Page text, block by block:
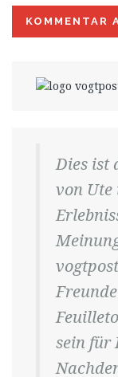
Dies ist
von Ute
sein für